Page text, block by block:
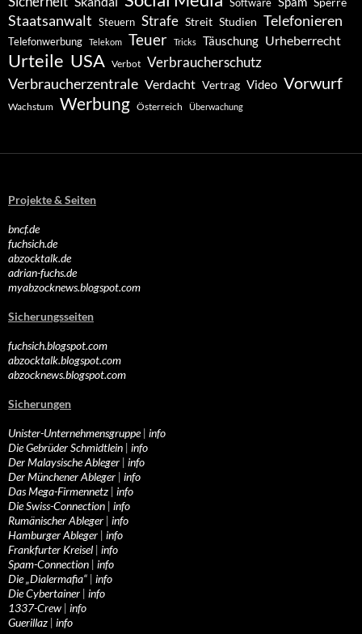
Software Sperre
Staatsanwalt Steuern Strafe Streit Studien Telefonieren
Telefonwerbung Telekom Teuer Tricks Täuschung Urheberrecht
Urteile USA Verbot Verbraucherschutz
Verbraucherzentrale Verdacht Vertrag Video Vorwurf
Wachstum Werbung Österreich Überwachung
Projekte & Seiten
bncf.de
fuchsich.de
abzocktalk.de
adrian-fuchs.de
myabzocknews.blogspot.com
Sicherungsseiten
fuchsich.blogspot.com
abzocktalk.blogspot.com
abzocknews.blogspot.com
Sicherungen
Unister-Unternehmensgruppe| info
Die Gebrüder Schmidtlein | info
Der Malaysische Ableger | info
Der Münchener Ableger | info
Das Mega-Firmennetz | info
Die Swiss-Connection | info
Rumänischer Ableger | info
Hamburger Ableger | info
Frankfurter Kreisel | info
Spam-Connection | info
Die „Dialermafia“ | info
Die Cybertainer | info
1337-Crew | info
Guerillaz | info